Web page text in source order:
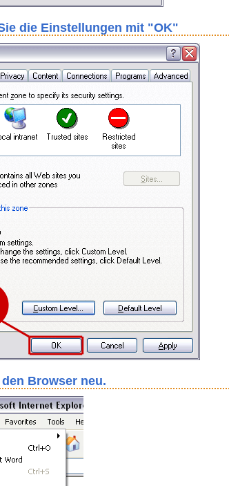
die Einstellungen mit "OK"
Browser neu.